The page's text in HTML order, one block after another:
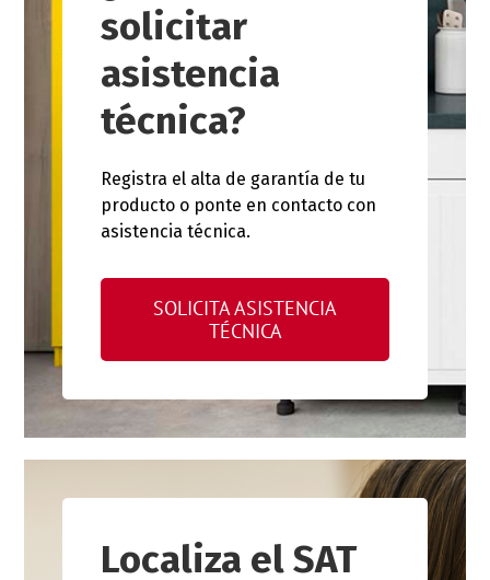
solicitar
asistencia
técnica?
Registra el alta de garantía de tu
producto o ponte en contacto con
asistencia técnica.
SOLICITA ASISTENCIA
TÉCNICA
Localiza el SAT